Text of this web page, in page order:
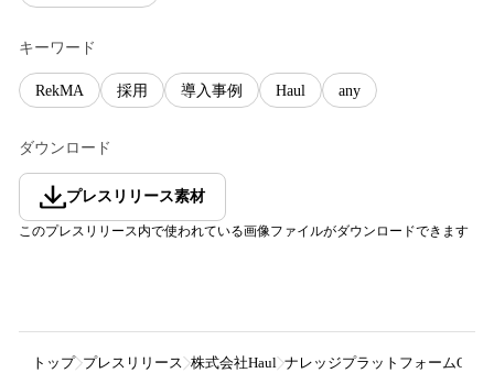
キーワード
RekMA 採用 導入事例 Haul any
ダウンロード
プレスリリース素材
このプレスリリース内で使われている画像ファイルがダウンロードできます
トップ プレスリリース 株式会社Haul ナレッジプラットフォームQast